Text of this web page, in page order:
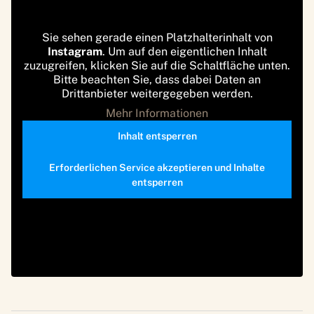
Sie sehen gerade einen Platzhalterinhalt von
Instagram. Um auf den eigentlichen Inhalt
zuzugreifen, klicken Sie auf die Schaltfläche unten.
Bitte beachten Sie, dass dabei Daten an
Drittanbieter weitergegeben werden.
Mehr Informationen
Inhalt entsperren
Erforderlichen Service akzeptieren und Inhalte
entsperren